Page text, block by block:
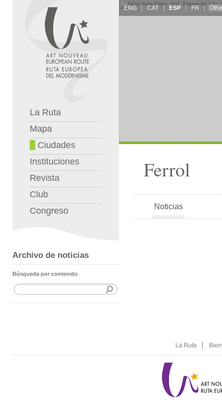
La Ruta
Mapa
Ciudades
Instituciones
Revista
Club
Congreso
Archivo de noticias
Búsqueda por contenido
ENG CAT ESP FR
Ferrol
Noticias
La Ruta